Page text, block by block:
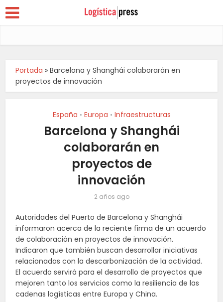
Portada »Barcelona y Shanghái colaborarán en
proyectos de innovación
España • Europa • Infraestructuras
Barcelona y Shanghái
colaborarán en
proyectos de
innovación
2 años ago
Autoridades del Puerto de Barcelona y Shanghái
informaron acerca de la reciente firma de un acuerdo
de colaboración en proyectos de innovación.
Indicaron que también buscan desarrollar iniciativas
relacionadas con la descarbonización de la actividad.
El acuerdo servirá para el desarrollo de proyectos que
mejoren tanto los servicios como la resiliencia de las
cadenas logísticas entre Europa y China.